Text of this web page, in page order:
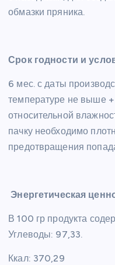
обмазки пряника.
Срок годности и
6 мес. с даты
температуре не выше
относительной
пачку необходимо
предотвращения
Энергетическая
В 100 гр продукта
Углеводы: 97,33.
Ккал: 370,29